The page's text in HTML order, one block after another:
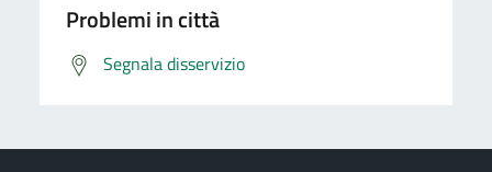
Problemi in città
Segnala disservizio